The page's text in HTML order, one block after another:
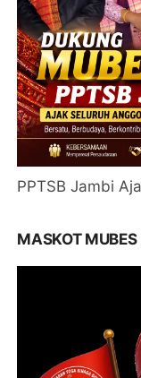
PPTSB Jambi
MASKOT